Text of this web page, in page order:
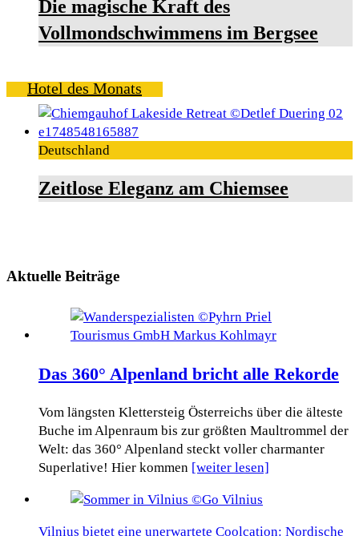
Die magische Kraft des
Vollmondschwimmens im Bergsee
Hotel des Monats
Deutschland
Zeitlose Eleganz am Chiemsee
Aktuelle Beiträge
Das 360° Alpenland bricht alle Rekorde
Vom längsten Klettersteig Österreichs über die älteste
Buche im Alpenraum bis zur größten Maultrommel der
Welt: das 360° Alpenland steckt voller charmanter
Superlative! Hier kommen [weiter lesen]
Vilnius bietet eine unerwartete Coolcation: Nordische